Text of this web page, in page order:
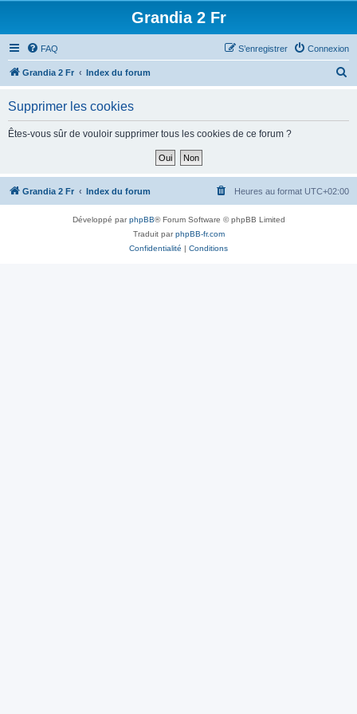
Grandia 2 Fr
FAQ Connexion
S’enregistrer
Grandia 2 Fr Index du forum
h
Supprimer les cookies
Êtes-vous sûr de vouloir supprimer tous les cookies de ce forum ?
Grandia 2 Fr Index du forum Heures au format UTC+02:00
Développé parphpBB® Forum Software © phpBB Limited
Traduit parphpBB-fr.com
Confidentialité | Conditions